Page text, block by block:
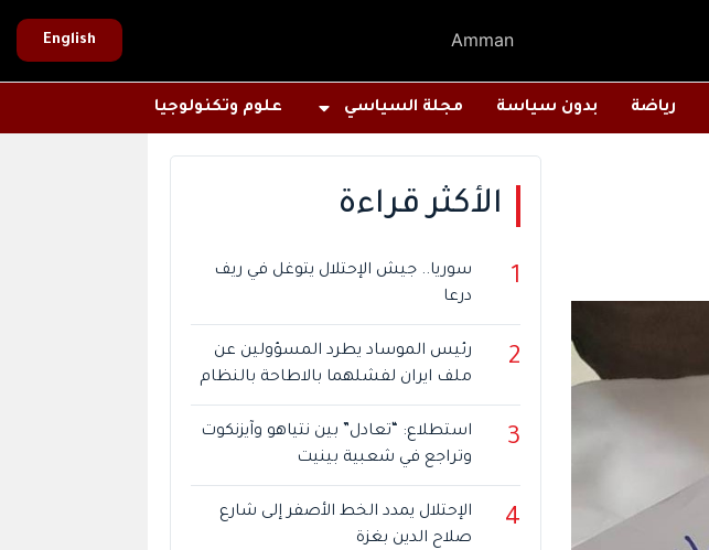
Amman
English
رياضة بدون سياسة مجلة السياسي علوم وتكنولوجيا
الأكثر قراءة
1
سوريا.. جيش الإحتلال يتوغل في ريف
درعا
2
رئيس الموساد يطرد المسؤولين عن
ملف ايران لفشلهما بالاطاحة بالنظام
3
استطلاع: “تعادل” بين نتياهو وآيزنكوت
وتراجع في شعبية بينيت
4
الإحتلال يمدد الخط الأصفر إلى شارع
صلاح الدين بغزة